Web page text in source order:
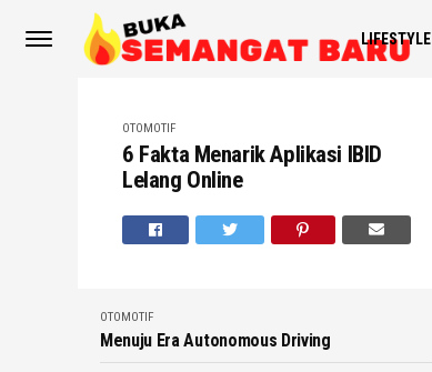
LIFESTYLE
OTOMOTIF
6 Fakta Menarik Aplikasi IBID
Lelang Online
OTOMOTIF
Menuju Era Autonomous Driving